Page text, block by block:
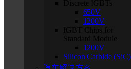
Discrete IGBTs
650V
1200V
IGBT Chips for
Standard Module
1200V
Silicon Carbide (SiC)